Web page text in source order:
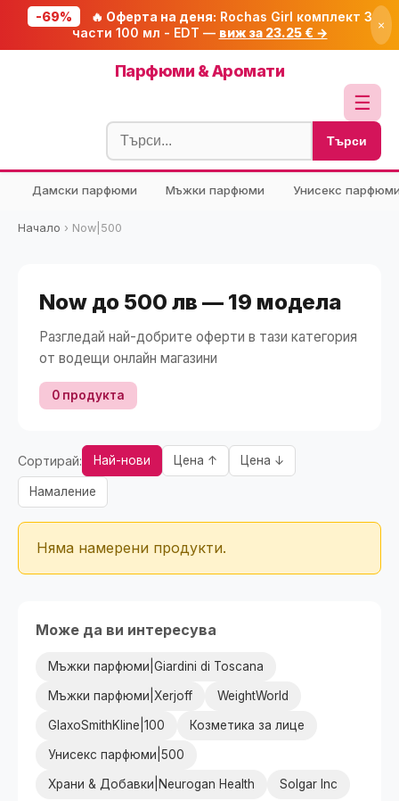
-69% 🔥 Оферта на деня: Rochas Girl комплект 3
части 100 мл - EDT — виж за 23.25 € → ×
Парфюми & Аромати
☰
Блог
🧮 Калкулатори
🔍 Намери продукт
Търси
Дамски парфюми Мъжки парфюми Унисекс
Начало › Now|500
Now до 500 лв — 19 модела
Разгледай най-добрите оферти в тази категория
от водещи онлайн магазини
0 продукта
Сортирай: Най-нови Цена ↑ Цена ↓
Намаление
Няма намерени продукти.
Може да ви интересува
Мъжки парфюми|Giardini di Toscana
Мъжки парфюми|Xerjoff WeightWorld
GlaxoSmithKline|100 Козметика за лице
Унисекс парфюми|500
Храни & Добавки|Neurogan Health Solgar Inc